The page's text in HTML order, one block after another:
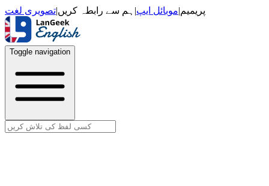
پریمیم|موبائل ایپ| ہم سے رابطہ کریں|تصویری لغت
Toggle navigation